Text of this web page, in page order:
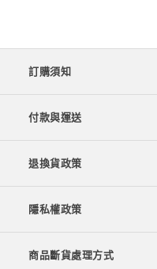
訂購須知
付款與運送
退換貨政策
隱私權政策
商品斷貨處理方式